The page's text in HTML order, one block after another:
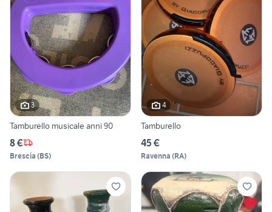
3
Tamburello musicale anni 90
8 €
Brescia (BS)
4
Tamburello
45 €
Ravenna (RA)